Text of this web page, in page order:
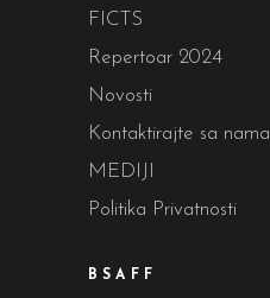
FICTS
Repertoar 2024
Novosti
Kontaktirajte sa nama
MEDIJI
Politika Privatnosti
BSAFF